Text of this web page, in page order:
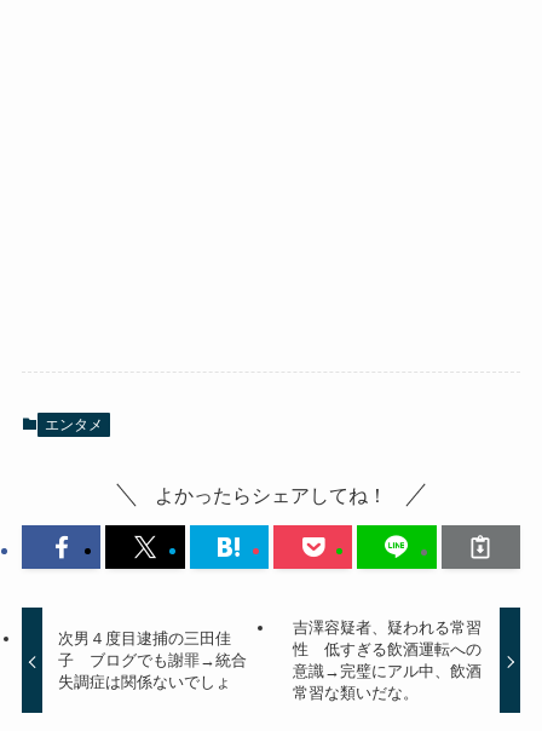
エンタメ
よかったらシェアしてね！
次男４度目逮捕の三田佳
子 ブログでも謝罪→統合
失調症は関係ないでしょ
吉澤容疑者、疑われる常習
性 低すぎる飲酒運転への
意識→完璧にアル中、飲酒
常習な類いだな。